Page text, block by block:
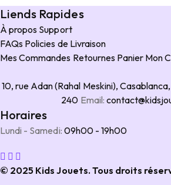
Liends Rapides
À propos Support
FAQs Policies de Livraison
Mes Commandes Retournes Panier Mon
10, rue Adan (Rahal Meskini),
240 Email:
Horaires
Lundi - Samedi: 09h00 - 19h00
© 2025 Kids Jouets. Tous droits